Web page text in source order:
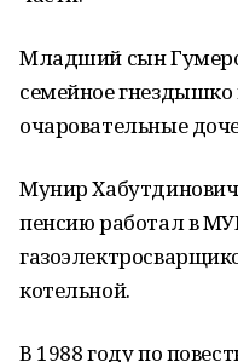
Младший сын
семейное гнездышко
очаровательные
Мунир
пенсию работал в
котельной.
В 1988 году по